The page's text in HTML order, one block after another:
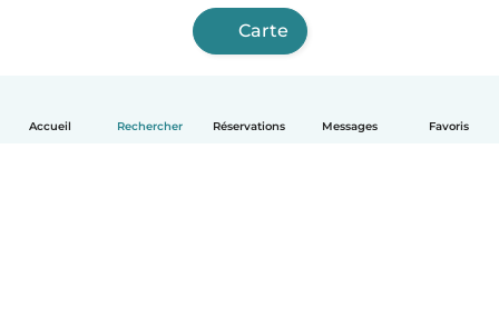
Accueil Rechercher Réservations Messages Favoris
Carte